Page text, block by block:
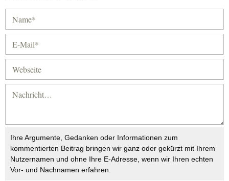
Ihre Argumente, Gedanken oder Informationen zum
kommentierten Beitrag bringen wir ganz oder gekürzt mit Ihrem
Nutzernamen und ohne Ihre E-Adresse, wenn wir Ihren echten
Vor- und Nachnamen erfahren.